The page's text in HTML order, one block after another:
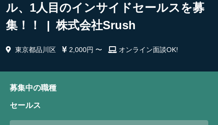
ル、1人目のインサイドセールスを募
集！！ | 株式会社Srush
東京都品川区 2,000円 〜 オンライン面談OK!
募集中の職種
セールス